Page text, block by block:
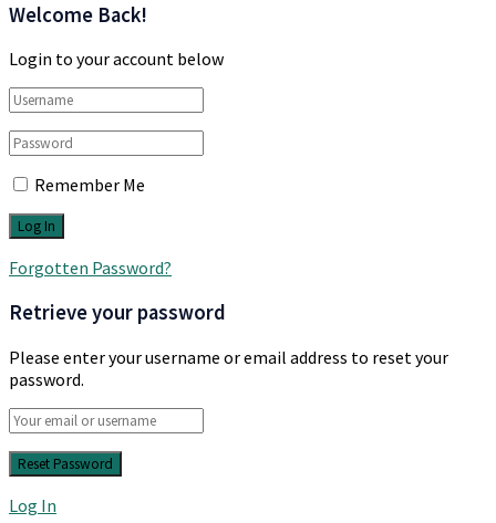
Welcome Back!
Login to your account below
Remember Me
Forgotten Password?
Retrieve your password
Please enter your username or email address to reset your
password.
Log In